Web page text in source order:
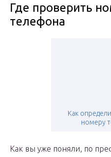
Где проверить
телефона
Как
номеру
Как вы уже поняли, по